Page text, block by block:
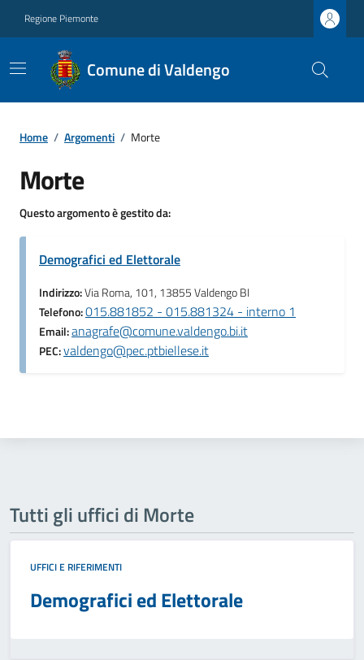
Regione Piemonte
Comune di Valdengo
Home / Argomenti / Morte
Morte
Questo argomento è gestito da:
Demografici ed Elettorale
Indirizzo:Via Roma, 101, 13855 Valdengo BI
Telefono:015.881852 - 015.881324 - interno 1
Email:anagrafe@comune.valdengo.bi.it
PEC:valdengo@pec.ptbiellese.it
Tutti gli uffici di Morte
UFFICI E RIFERIMENTI
Demografici ed Elettorale